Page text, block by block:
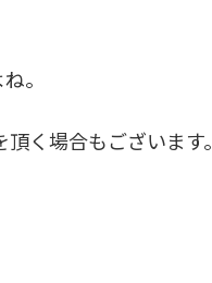
。
く場合もございます。